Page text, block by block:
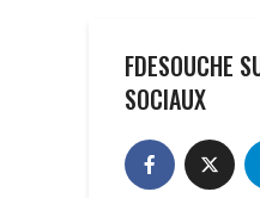
FDESOUCHE
SOCIAUX